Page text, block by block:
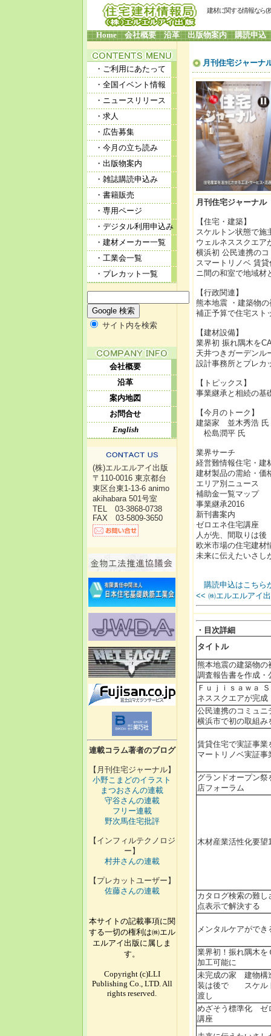
建材に関する情報なら(
Home 会社概要 沿革 出版物案内 購読申込
・ご利用にあたって
・全国イベント情報
・ニュースリリース
・求人
・広告募集
・今月の立ち読み
・出版物案内
・雑誌購読申込み
・書籍販売
・専用ページ
・デジタル利用申込み
・建材メーカー一覧
・工業会一覧
・プレカット一覧
サイト内を検索
会社概要
沿革
案内地図
お問合せ
English
(株)エルエルアイ出版
〒110-0016 東京都台
東区台東1-13-6 animo
akihabara 501号室
TEL 03-3868-0738
FAX 03-5809-3650
連載コラム著者のブログ
【月刊住宅ジャーナル】
小野こまどのイラスト
まつおさんの連載
守谷さんの連載
フリー連載
野次馬住宅批評
【インフィルテクノロジ
ー】
村井さんの連載
【プレカットユーザー】
佐藤さんの連載
本サイトの記載事項に関
する一切の権利は㈱エル
エルアイ出版に属しま
す。
Copyright (c)LLI
Publishing Co., LTD. All
rights reserved.
月刊住宅ジャーナ
月刊住宅ジャーナ
【住宅・建築】
スケルトン状態で施
ウェルネススクエア
横浜初 公民連携の
スマートリノベ 賃
ニ間の和室で地域材
【行政関連】
熊本地震 ・建築物
補正予算で住宅スト
【建材設備】
業界初 振れ隅木を
天井つきガーデンル
設計事務所とプレカ
【トピックス】
事業継承と相続の基
【今月のトーク】
建築家 並木秀浩 氏
松島潤平 氏
業界サーチ
経営難情報住宅・建
建材製品の需給・価
エリア別ニュース
補助金一覧マップ
事業継承2016
新刊書案内
ゼロエネ住宅講座
人が先、間取りは後
欧米市場の住宅建材
未来に伝えたいさし
購読申込はこちら
<< ㈱エルエルアイ
・目次詳細
タイトル
熊本地震の建築物の
調査報告書を作成・
Ｆｕｊｉｓａｗａ
ネススクエアが完成
公民連携のコミ
横浜市で初の取組み
賃貸住宅で実証事
マートリノベ実証事
グランドオープン
店フォーラム
木材産業活性化要望
カタログ検索の難し
点表示で解決する
メンタルケアがで
業界初！振れ隅木を
加工可能に
未完成の家 建物構
装は後で スケル
渡し
めざそう標準化
講座